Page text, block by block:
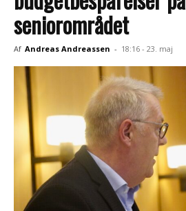
seniorområdet
Af Andreas Andreassen - 18:16 - 23. maj